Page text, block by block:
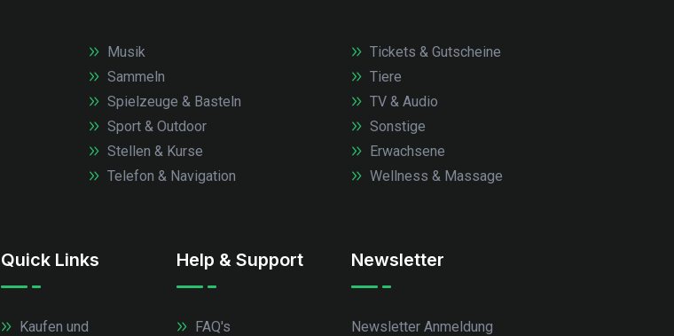
Musik
Sammeln
Spielzeuge & Basteln
Sport & Outdoor
Stellen & Kurse
Telefon & Navigation
Tickets & Gutscheine
Tiere
TV & Audio
Sonstige
Erwachsene
Wellness & Massage
Quick Links
Kaufen und
Help & Support
FAQ's
Newsletter
Newsletter Anmeldung